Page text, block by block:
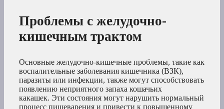
Проблемы с желудочно-
кишечным трактом
Основные желудочно-кишечные проблемы, такие как
воспалительные заболевания кишечника (ВЗК),
паразиты или инфекции, также могут способствовать
появлению неприятного запаха кошачьих
какашек. Эти состояния могут нарушить нормальный
процесс пищеварения и привести к повышенному